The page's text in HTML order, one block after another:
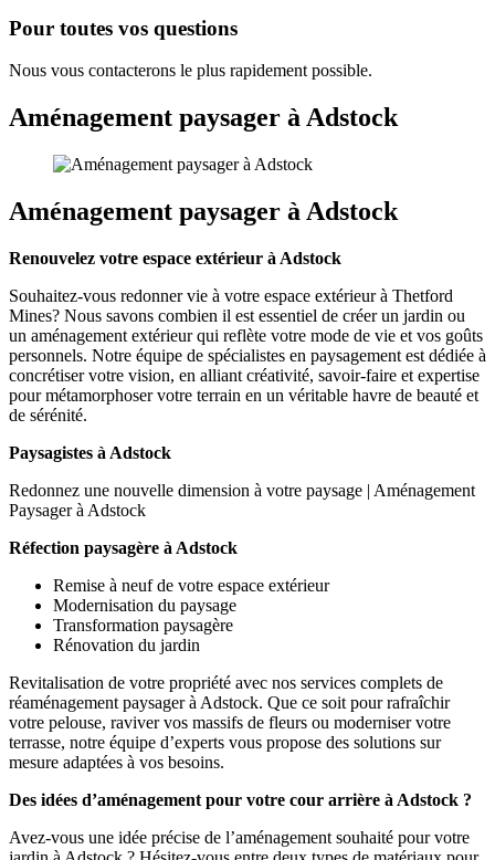
Pour toutes vos questions
Nous vous contacterons le plus rapidement possible.
Aménagement paysager à Adstock
Aménagement paysager à Adstock
Renouvelez votre espace extérieur à Adstock
Souhaitez-vous redonner vie à votre espace extérieur à Thetford
Mines? Nous savons combien il est essentiel de créer un jardin ou
un aménagement extérieur qui reflète votre mode de vie et vos goûts
personnels. Notre équipe de spécialistes en paysagement est dédiée à
concrétiser votre vision, en alliant créativité, savoir-faire et expertise
pour métamorphoser votre terrain en un véritable havre de beauté et
de sérénité.
Paysagistes à Adstock
Redonnez une nouvelle dimension à votre paysage | Aménagement
Paysager à Adstock
Réfection paysagère à Adstock
Remise à neuf de votre espace extérieur
Modernisation du paysage
Transformation paysagère
Rénovation du jardin
Revitalisation de votre propriété avec nos services complets de
réaménagement paysager à Adstock. Que ce soit pour rafraîchir
votre pelouse, raviver vos massifs de fleurs ou moderniser votre
terrasse, notre équipe d’experts vous propose des solutions sur
mesure adaptées à vos besoins.
Des idées d’aménagement pour votre cour arrière à Adstock ?
Avez-vous une idée précise de l’aménagement souhaité pour votre